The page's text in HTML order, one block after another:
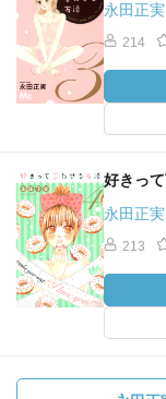
永田正実
214
好きっ
永田正実
213